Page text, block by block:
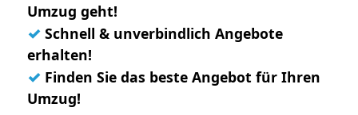
Umzug geht!
✓ Schnell & unverbindlich Angebote
erhalten!
✓ Finden Sie das beste Angebot für Ihren
Umzug!